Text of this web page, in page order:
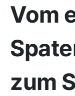
Vom
zum